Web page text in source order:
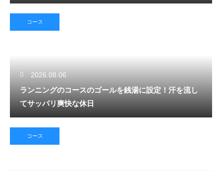
コース
2026.08.06
ランニングのコースのゴールを銭湯に設定！汗を流し
てサッパリ爽快な休日
コース